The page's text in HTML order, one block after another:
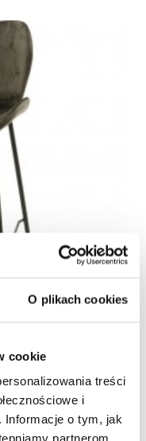
O plikach cookies
cookie
treści
i
Informacje o tym, jak
partnerom